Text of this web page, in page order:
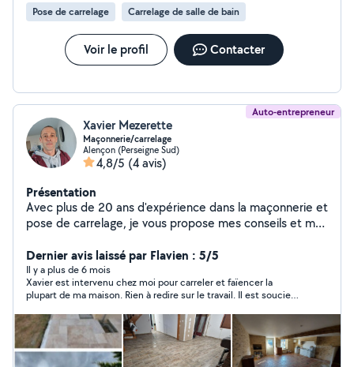
Pose de carrelage Carrelage de salle de bain
Voir le profil Contacter
Auto-entrepreneur
Xavier Mezerette
Maçonnerie/carrelage
Alençon (Perseigne Sud)
4,8/5 (4 avis)
Présentation
Avec plus de 20 ans d'expérience dans la maçonnerie et
pose de carrelage, je vous propose mes conseils et mes
Dernier avis laissé par Flavien : 5/5
Il y a plus de 6 mois
Xavier est intervenu chez moi pour carreler et faïencer la
plupart de ma maison. Rien à redire sur le travail. Il est soucieux